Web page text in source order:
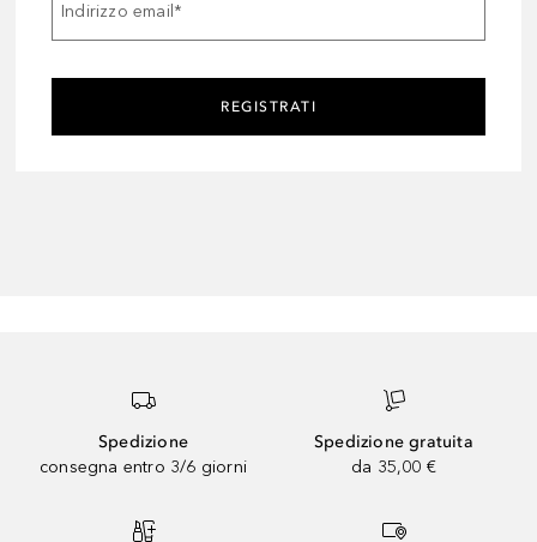
Indirizzo email*
REGISTRATI
Spedizione
consegna entro 3/6 giorni
Spedizione gratuita
da 35,00 €